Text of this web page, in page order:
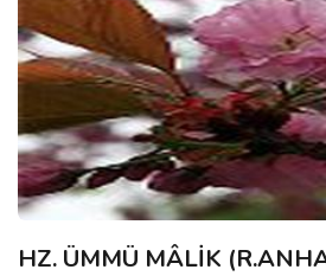
HZ. ÜMMÜ MÂLİK